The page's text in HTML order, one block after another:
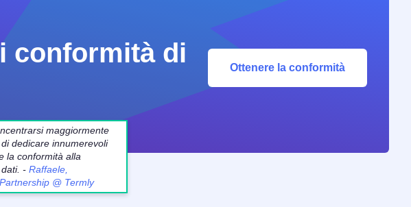
conformità di
Ottenere la conformità
maggiormente
dedicare innumerevoli
la conformità alla
- Raffaele,
@ Termly